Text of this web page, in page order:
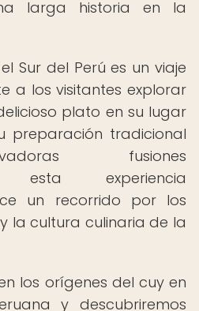
larga historia en la
Sur del Perú es un viaje
a los visitantes explorar
plato en su lugar
preparación tradicional
fusiones
esta experiencia
un recorrido por los
la cultura culinaria de la
los orígenes del cuy en
y descubriremos